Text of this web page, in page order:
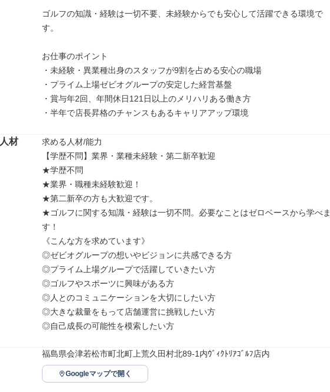
ゴルフの知識・経験は一切不要、未経験からでも安心して活躍できる環境で
す。
お仕事のポイント
・未経験・異業種出身のスタッフが9割を占める安心の職場
・プライム上場ゼビオグループの安定した経営基盤
・賞与年2回、年間休日121日以上のメリハリある働き方
・半年で店長昇格のチャンスもあるキャリアアップ環境
材
求める人材/能力
【学歴不問】業界・業種未経験・第⼆新卒歓迎
★学歴不問
★業界・職種未経験歓迎！
★第⼆新卒の⽅も⼤歓迎です。
★ゴルフに関する知識・経験は⼀切不問。必要なことはゼロベースから学べま
す！
《こんな⽅を求めています》
◎ゼビオグループの想いやビジョンに共感できる⽅
◎プライム上場グループで活躍していきたい⽅
◎ゴルフやスポーツに興味がある⽅
◎⼈とのコミュニケーションを⼤切にしたい⽅
◎⼤きな裁量をもって店舗運営に挑戦したい⽅
◎⾃⼰成⻑の可能性を模索したい⽅
福島県会津若松市町北町上荒久田村北89-1内ｳﾞｨｸﾄﾘｱｺﾞﾙﾌ店内
Googleマップで開く